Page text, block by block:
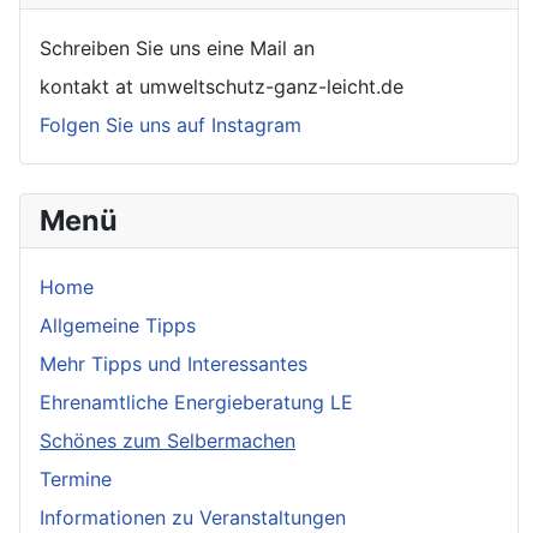
Schreiben Sie uns eine Mail an
kontakt at umweltschutz-ganz-leicht.de
Folgen Sie uns auf Instagram
Menü
Home
Allgemeine Tipps
Mehr Tipps und Interessantes
Ehrenamtliche Energieberatung LE
Schönes zum Selbermachen
Termine
Informationen zu Veranstaltungen